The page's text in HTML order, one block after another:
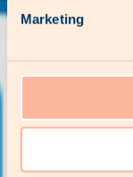
Marketing